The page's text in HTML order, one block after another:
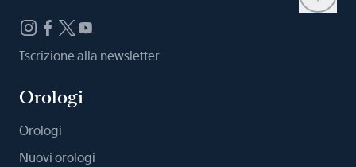
Iscrizione alla newsletter
Orologi
Orologi
Nuovi orologi